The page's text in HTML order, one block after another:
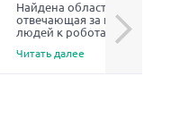
Найдена область мозга,
отвечающая за неприязнь
людей к роботам
Читать далее
Next